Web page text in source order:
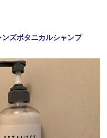
ズボタニカルシャンプ